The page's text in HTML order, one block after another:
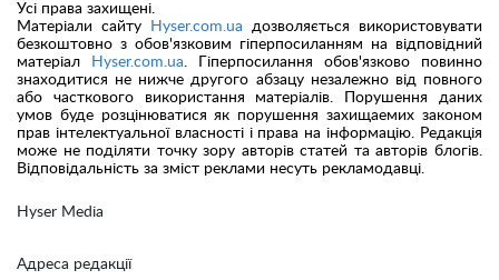
Hyser Media
Адреса редакції
Усі права захищені.
Матеріали сайту
Hyser.com.ua дозволяється використовувати
безкоштовно з обов'язковим гіперпосиланням на відповідний
матеріал
Hyser.com.ua. Гіперпосилання обов'язково повинно
знаходитися не нижче другого абзацу незалежно від повного
або часткового використання матеріалів. Порушення даних
умов буде розцінюватися як порушення захищаемих законом
прав інтелектуальної власності і права на інформацію. Редакція
може не поділяти точку зору авторів статей та авторів блогів.
Відповідальність за зміст реклами несуть рекламодавці.